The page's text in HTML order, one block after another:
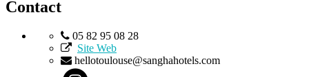
Contact
05 82 95 08 28
Site Web
hellotoulouse@sanghahotels.com